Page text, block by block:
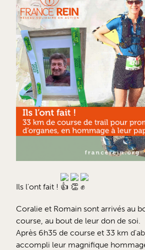
Ils l'ont fait !
Coralie et Romain sont arrivés au
course, au bout de leur don de soi.
Après 6h35 de course et 33 km
accompli leur magnifique